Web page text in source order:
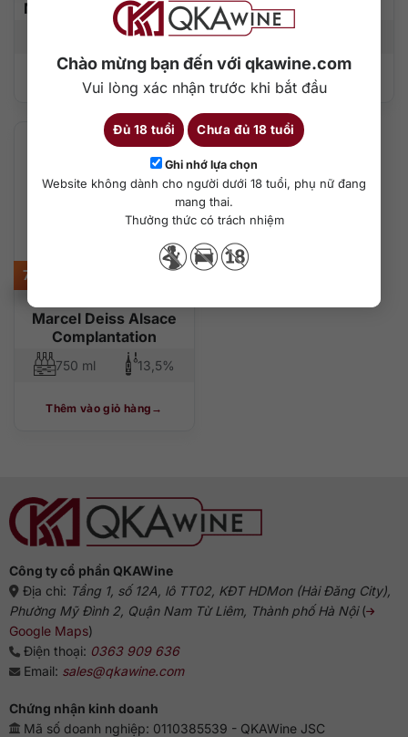
Chào mừng bạn đến với qkawine.com
Vui lòng xác nhận trước khi bắt đầu
Đủ 18 tuổi Chưa đủ 18 tuổi
Ghi nhớ lựa chọn
Website không dành cho người dưới 18 tuổi, phụ nữ đang
mang thai.
Thưởng thức có trách nhiệm
Marcel Deiss Berckem
13%
Thêm vào giỏ hàng
Marcel Deiss Riesling
Thêm vào giỏ hàng
Marcel Deiss Alsace
Complantation
750.000
750 ml 13,5%
Thêm vào giỏ hàng
Công ty cổ phần QKAWine
Địa chỉ: Tầng 1, số 12A, lô TT02, KĐT HDMon (Hải Đăng City),
Phường Mỹ Đình 2, Quận Nam Từ Liêm, Thành phố Hà Nội(
Google Maps)
Điện thoại: 0363 909 636
Email: sales@qkawine.com
Chứng nhận kinh doanh
Mã số doanh nghiệp: 0110385539 - QKAWine JSC